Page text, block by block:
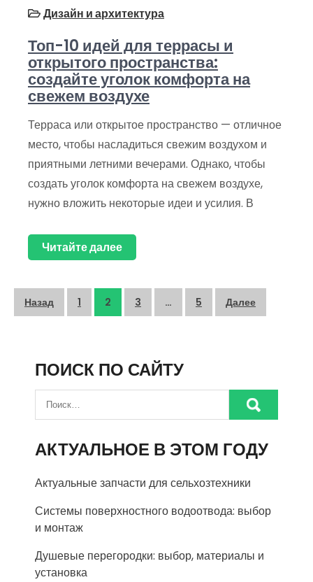
Дизайн и архитектура
Топ-10 идей для террасы и
открытого пространства:
создайте уголок комфорта на
свежем воздухе
Терраса или открытое пространство — отличное
место, чтобы насладиться свежим воздухом и
приятными летними вечерами. Однако, чтобы
создать уголок комфорта на свежем воздухе,
нужно вложить некоторые идеи и усилия. В
Читайте далее
Пагинация
Назад 1 2 3 … 5 Далее
ПОИСК ПО САЙТУ
АКТУАЛЬНОЕ В ЭТОМ ГОДУ
Актуальные запчасти для сельхозтехники
Системы поверхностного водоотвода: выбор
и монтаж
Душевые перегородки: выбор, материалы и
установка